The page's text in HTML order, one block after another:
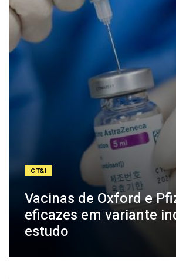
CT&I
Vacinas de Oxford e
eficazes em variante
estudo